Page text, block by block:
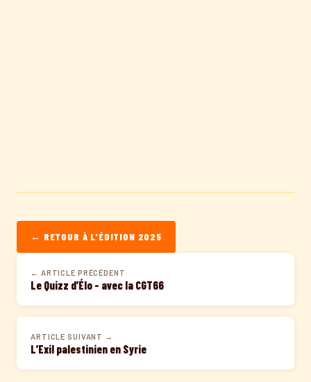
← RETOUR À L'ÉDITION 2025
← ARTICLE PRÉCÉDENT
Le Quizz d’Élo – avec la CGT66
ARTICLE SUIVANT →
L’Exil palestinien en Syrie